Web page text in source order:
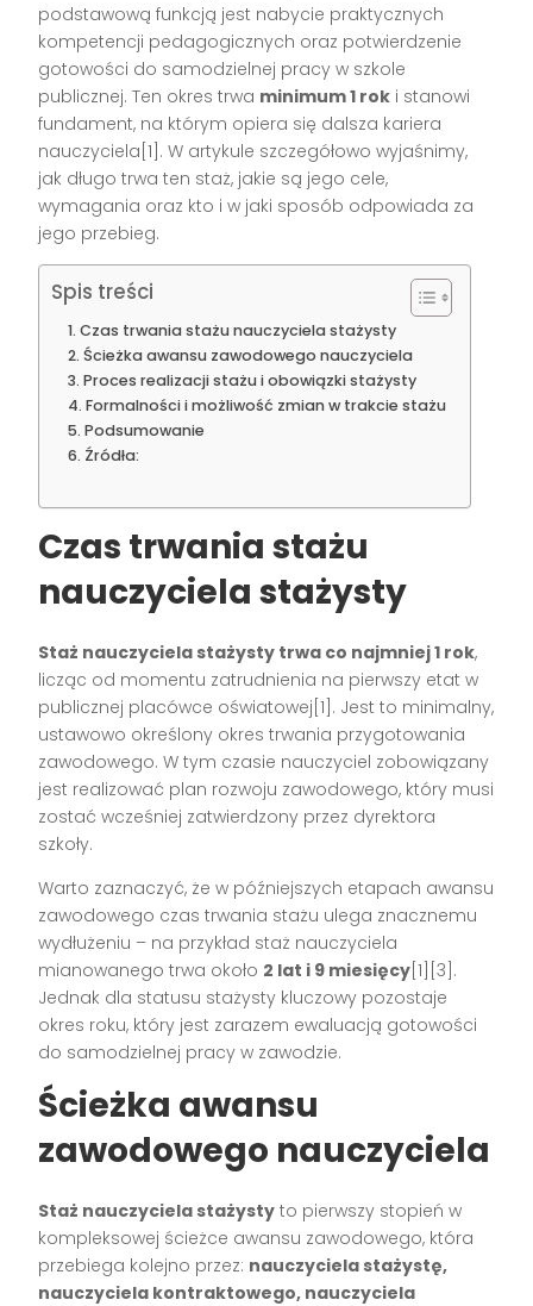
podstawową funkcją jest nabycie praktycznych
kompetencji pedagogicznych oraz potwierdzenie
gotowości do samodzielnej pracy w szkole
publicznej. Ten okres trwa minimum 1 rok i stanowi
fundament, na którym opiera się dalsza kariera
nauczyciela[1]. W artykule szczegółowo wyjaśnimy,
jak długo trwa ten staż, jakie są jego cele,
wymagania oraz kto i w jaki sposób odpowiada za
jego przebieg.
Spis treści
Czas trwania stażu nauczyciela stażysty
Ścieżka awansu zawodowego nauczyciela
Proces realizacji stażu i obowiązki stażysty
Formalności i możliwość zmian w trakcie stażu
Podsumowanie
Źródła:
Czas trwania stażu
nauczyciela stażysty
Staż nauczyciela stażysty trwa co najmniej 1 rok,
licząc od momentu zatrudnienia na pierwszy etat w
publicznej placówce oświatowej[1]. Jest to minimalny,
ustawowo określony okres trwania przygotowania
zawodowego. W tym czasie nauczyciel zobowiązany
jest realizować plan rozwoju zawodowego, który musi
zostać wcześniej zatwierdzony przez dyrektora
szkoły.
Warto zaznaczyć, że w późniejszych etapach awansu
zawodowego czas trwania stażu ulega znacznemu
wydłużeniu – na przykład staż nauczyciela
mianowanego trwa około 2 lat i 9 miesięcy[1][3].
Jednak dla statusu stażysty kluczowy pozostaje
okres roku, który jest zarazem ewaluacją gotowości
do samodzielnej pracy w zawodzie.
Ścieżka awansu
zawodowego nauczyciela
Staż nauczyciela stażysty to pierwszy stopień w
kompleksowej ścieżce awansu zawodowego, która
przebiega kolejno przez: nauczyciela stażystę,
nauczyciela kontraktowego, nauczyciela